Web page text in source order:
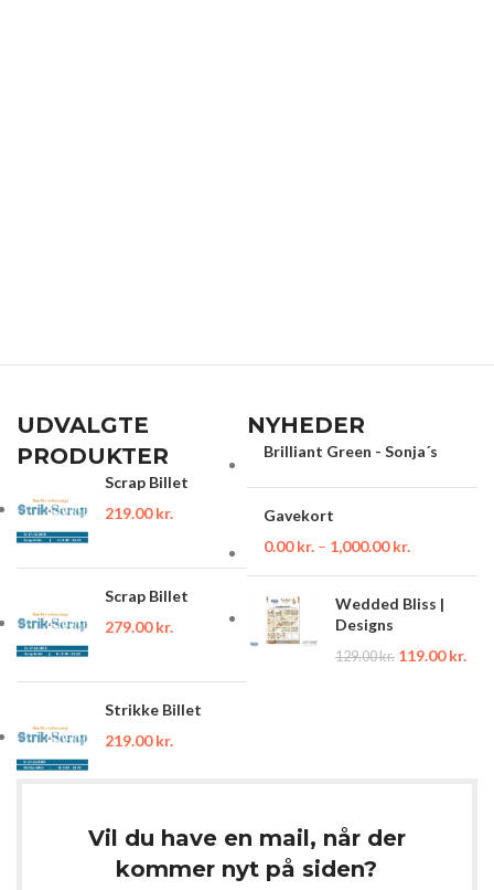
UDVALGTE
PRODUKTER
Scrap Billet
219.00kr.
Scrap Billet
279.00kr.
Strikke Billet
219.00kr.
NYHEDER
Brilliant Green - Sonja´s
Gavekort
0.00kr. – 1,000.00kr.
Wedded Bliss |
Designs
129.00kr. 119.00kr.
Vil du have en mail, når der
kommer nyt på siden?